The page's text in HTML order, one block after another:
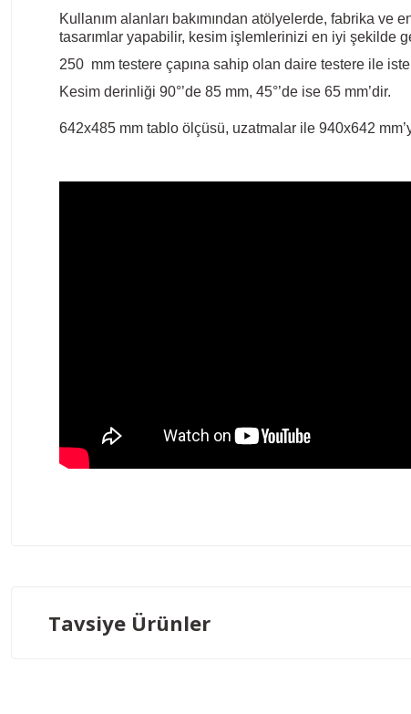
Kullanım alanları bakımından atölyelerde, fabrika
tasarımlar yapabilir, kesim işlemlerinizi en iyi şekilde
250 mm testere çapına sahip olan daire testere ile
Kesim derinliği 90°’de 85 mm, 45°’de ise 65 mm’dir.
642x485 mm tablo ölçüsü, uzatmalar ile 940x642
Ürün açıklamasında eksik bilgiler bulunuyor.
Tavsiye Ürünler